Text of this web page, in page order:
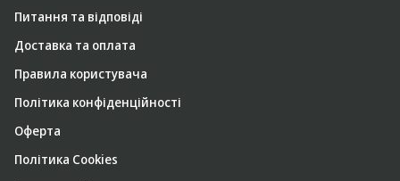
Питання та відповіді
Доставка та оплата
Правила користувача
Політика конфіденційності
Оферта
Політика Cookies